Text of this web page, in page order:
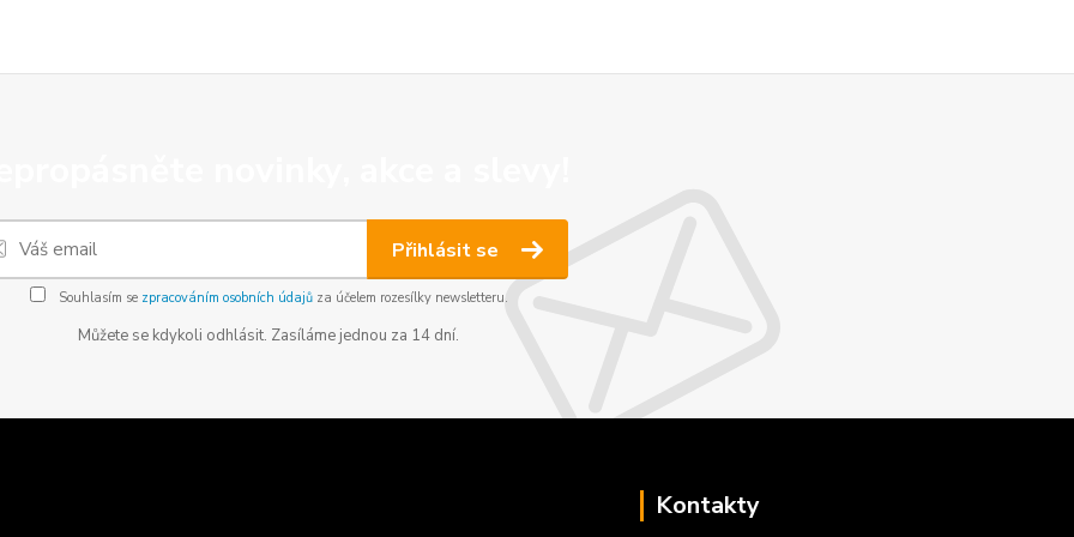
Přihlásit se
Souhlasím se zpracováním osobních údajůza účelem rozesílky newsletteru.
Můžete se kdykoli odhlásit. Zasíláme jednou za 14 dní.
Kontakty